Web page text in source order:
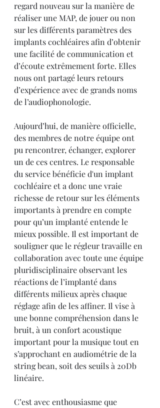
regard nouveau sur la manière de
réaliser une MAP, de jouer ou non
sur les différents paramètres des
implants cochléaires afin d’obtenir
une facilité de communication et
d’écoute extrêmement forte. Elles
nous ont partagé leurs retours
d’expérience avec de grands noms
de l’audiophonologie.
Aujourd’hui, de manière officielle,
des membres de notre équipe ont
pu rencontrer, échanger, explorer
un de ces centres. Le responsable
du service bénéficie d'un implant
cochléaire et a donc une vraie
richesse de retour sur les éléments
importants à prendre en compte
pour qu’un implanté entende le
mieux possible. Il est important de
souligner que le régleur travaille en
collaboration avec toute une équipe
pluridisciplinaire observant les
réactions de l’implanté dans
différents milieux après chaque
réglage afin de les affiner. Il vise à
une bonne compréhension dans le
bruit, à un confort acoustique
important pour la musique tout en
s’approchant en audiométrie de la
string bean, soit des seuils à 20Db
linéaire.
C’est avec enthousiasme que